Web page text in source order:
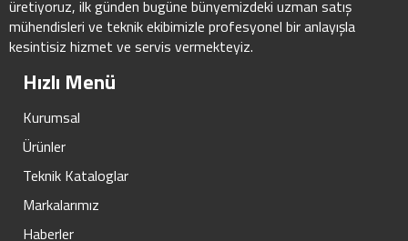
üretiyoruz, ilk günden bugüne bünyemizdeki uzman satış
mühendisleri ve teknik ekibimizle profesyonel bir anlayışla
kesintisiz hizmet ve servis vermekteyiz.
Hızlı Menü
Kurumsal
Ürünler
Teknik Kataloglar
Markalarımız
Haberler